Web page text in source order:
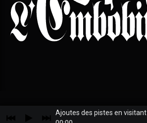
Ajoutes des pistes en visitant